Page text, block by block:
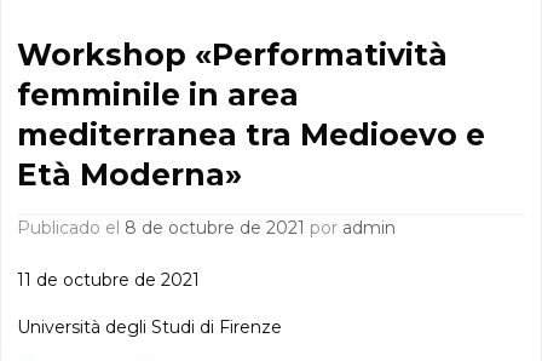
Workshop «Performatività
femminile in area
mediterranea tra Medioevo e
Età Moderna»
Publicado el 8 de octubre de 2021 por admin
11 de octubre de 2021
Università degli Studi di Firenze